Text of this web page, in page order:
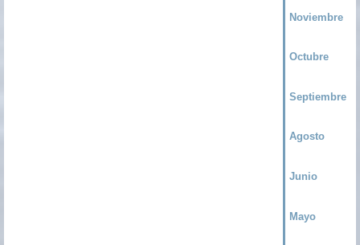
Noviembre
Octubre
Septiembre
Agosto
Junio
Mayo